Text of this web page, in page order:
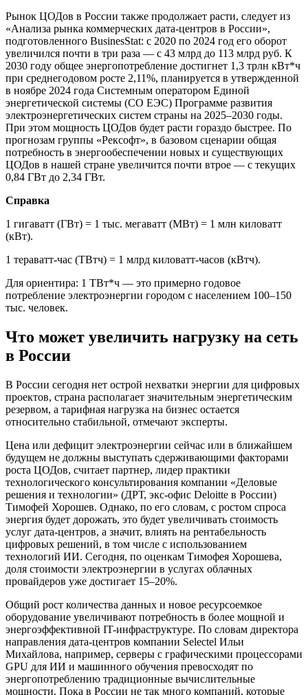
Рынок ЦОДов в России также продолжает расти, следует из
«Анализа рынка коммерческих дата-центров в России»,
подготовленного BusinesStat: с 2020 по 2024 год его оборот
увеличился почти в три раза — с 43 млрд до 113 млрд руб. К
2030 году общее энергопотребление достигнет 1,3 трлн кВт*ч
при среднегодовом росте 2,11%, планируется в утвержденной
в ноябре 2024 года Системным оператором Единой
энергетической системы (СО ЕЭС) Программе развития
электроэнергетических систем страны на 2025–2030 годы.
При этом мощность ЦОДов будет расти гораздо быстрее. По
прогнозам группы «Рексофт», в базовом сценарии общая
потребность в энергообеспечении новых и существующих
ЦОДов в нашей стране увеличится почти втрое — с текущих
0,84 ГВт до 2,34 ГВт.
Справка
1 гигаватт (ГВт) = 1 тыс. мегаватт (МВт) = 1 млн киловатт
(кВт).
1 тераватт-час (ТВтч) = 1 млрд киловатт-часов (кВтч).
Для ориентира: 1 ТВт*ч — это примерно годовое
потребление электроэнергии городом с населением 100–150
тыс. человек.
Что может увеличить нагрузку на сеть
в России
В России сегодня нет острой нехватки энергии для цифровых
проектов, страна располагает значительным энергетическим
резервом, а тарифная нагрузка на бизнес остается
относительно стабильной, отмечают эксперты.
Цена или дефицит электроэнергии сейчас или в ближайшем
будущем не должны выступать сдерживающими факторами
роста ЦОДов, считает партнер, лидер практики
технологического консультирования компании «Деловые
решения и технологии» (ДРТ, экс-офис Deloitte в России)
Тимофей Хорошев. Однако, по его словам, с ростом спроса
энергия будет дорожать, это будет увеличивать стоимость
услуг дата-центров, а значит, влиять на рентабельность
цифровых решений, в том числе с использованием
технологий ИИ. Сегодня, по оценкам Тимофея Хорошева,
доля стоимости электроэнергии в услугах облачных
провайдеров уже достигает 15–20%.
Общий рост количества данных и новое ресурсоемкое
оборудование увеличивают потребность в более мощной и
энергоэффективной IT-инфраструктуре. По словам директора
направления дата-центров компании Selectel Ильи
Михайлова, например, серверы с графическими процессорами
GPU для ИИ и машинного обучения превосходят по
энергопотреблению традиционные вычислительные
мощности. Пока в России не так много компаний, которые